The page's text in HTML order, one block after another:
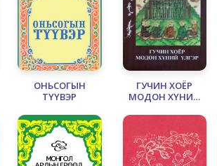
ОНЬСОГЫН
ТҮҮВЭР
ГУЧИН ХОЁР
МОДОН ХҮНИЙ